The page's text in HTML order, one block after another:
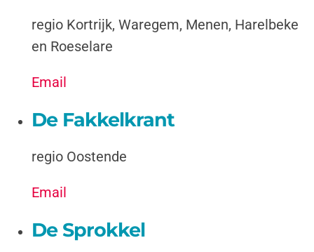
regio Kortrijk, Waregem, Menen, Harelbeke
en Roeselare
Email
De Fakkelkrant
regio Oostende
Email
De Sprokkel